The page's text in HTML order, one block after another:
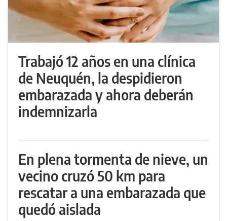
Trabajó 12 años en una clínica
de Neuquén, la despidieron
embarazada y ahora deberán
indemnizarla
En plena tormenta de nieve, un
vecino cruzó 50 km para
rescatar a una embarazada que
quedó aislada